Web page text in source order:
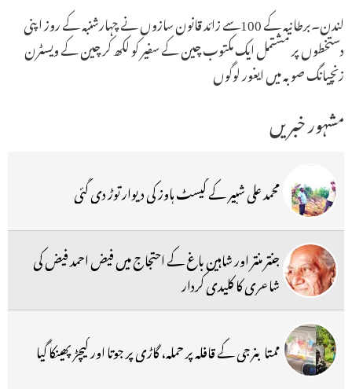
لندن۔برطانیہ کے 100سے زائد قانون سازوں نے چہارشنبہ کے روز اپنی
دستخطوں پر مشتمل ایک مکتوب چین کے سفیر کو لکھ کر چین کے ویسٹرن
زنچیانگ صوبہ میں ایغور لوگوں
مشہور خبریں
محمد علی شبیر کے گیسٹ ہاوز کی دیوار توڑ دی گئی
جنتر منتر اور شاہین باغ کے احتجاج میں فیض احمد فیض کی
شاعری کا کلیدی کردار
ممتا بنرجی کے قافلہ پر حملہ، گاڑی پر جوتا اور کیچڑ پھینکا گیا